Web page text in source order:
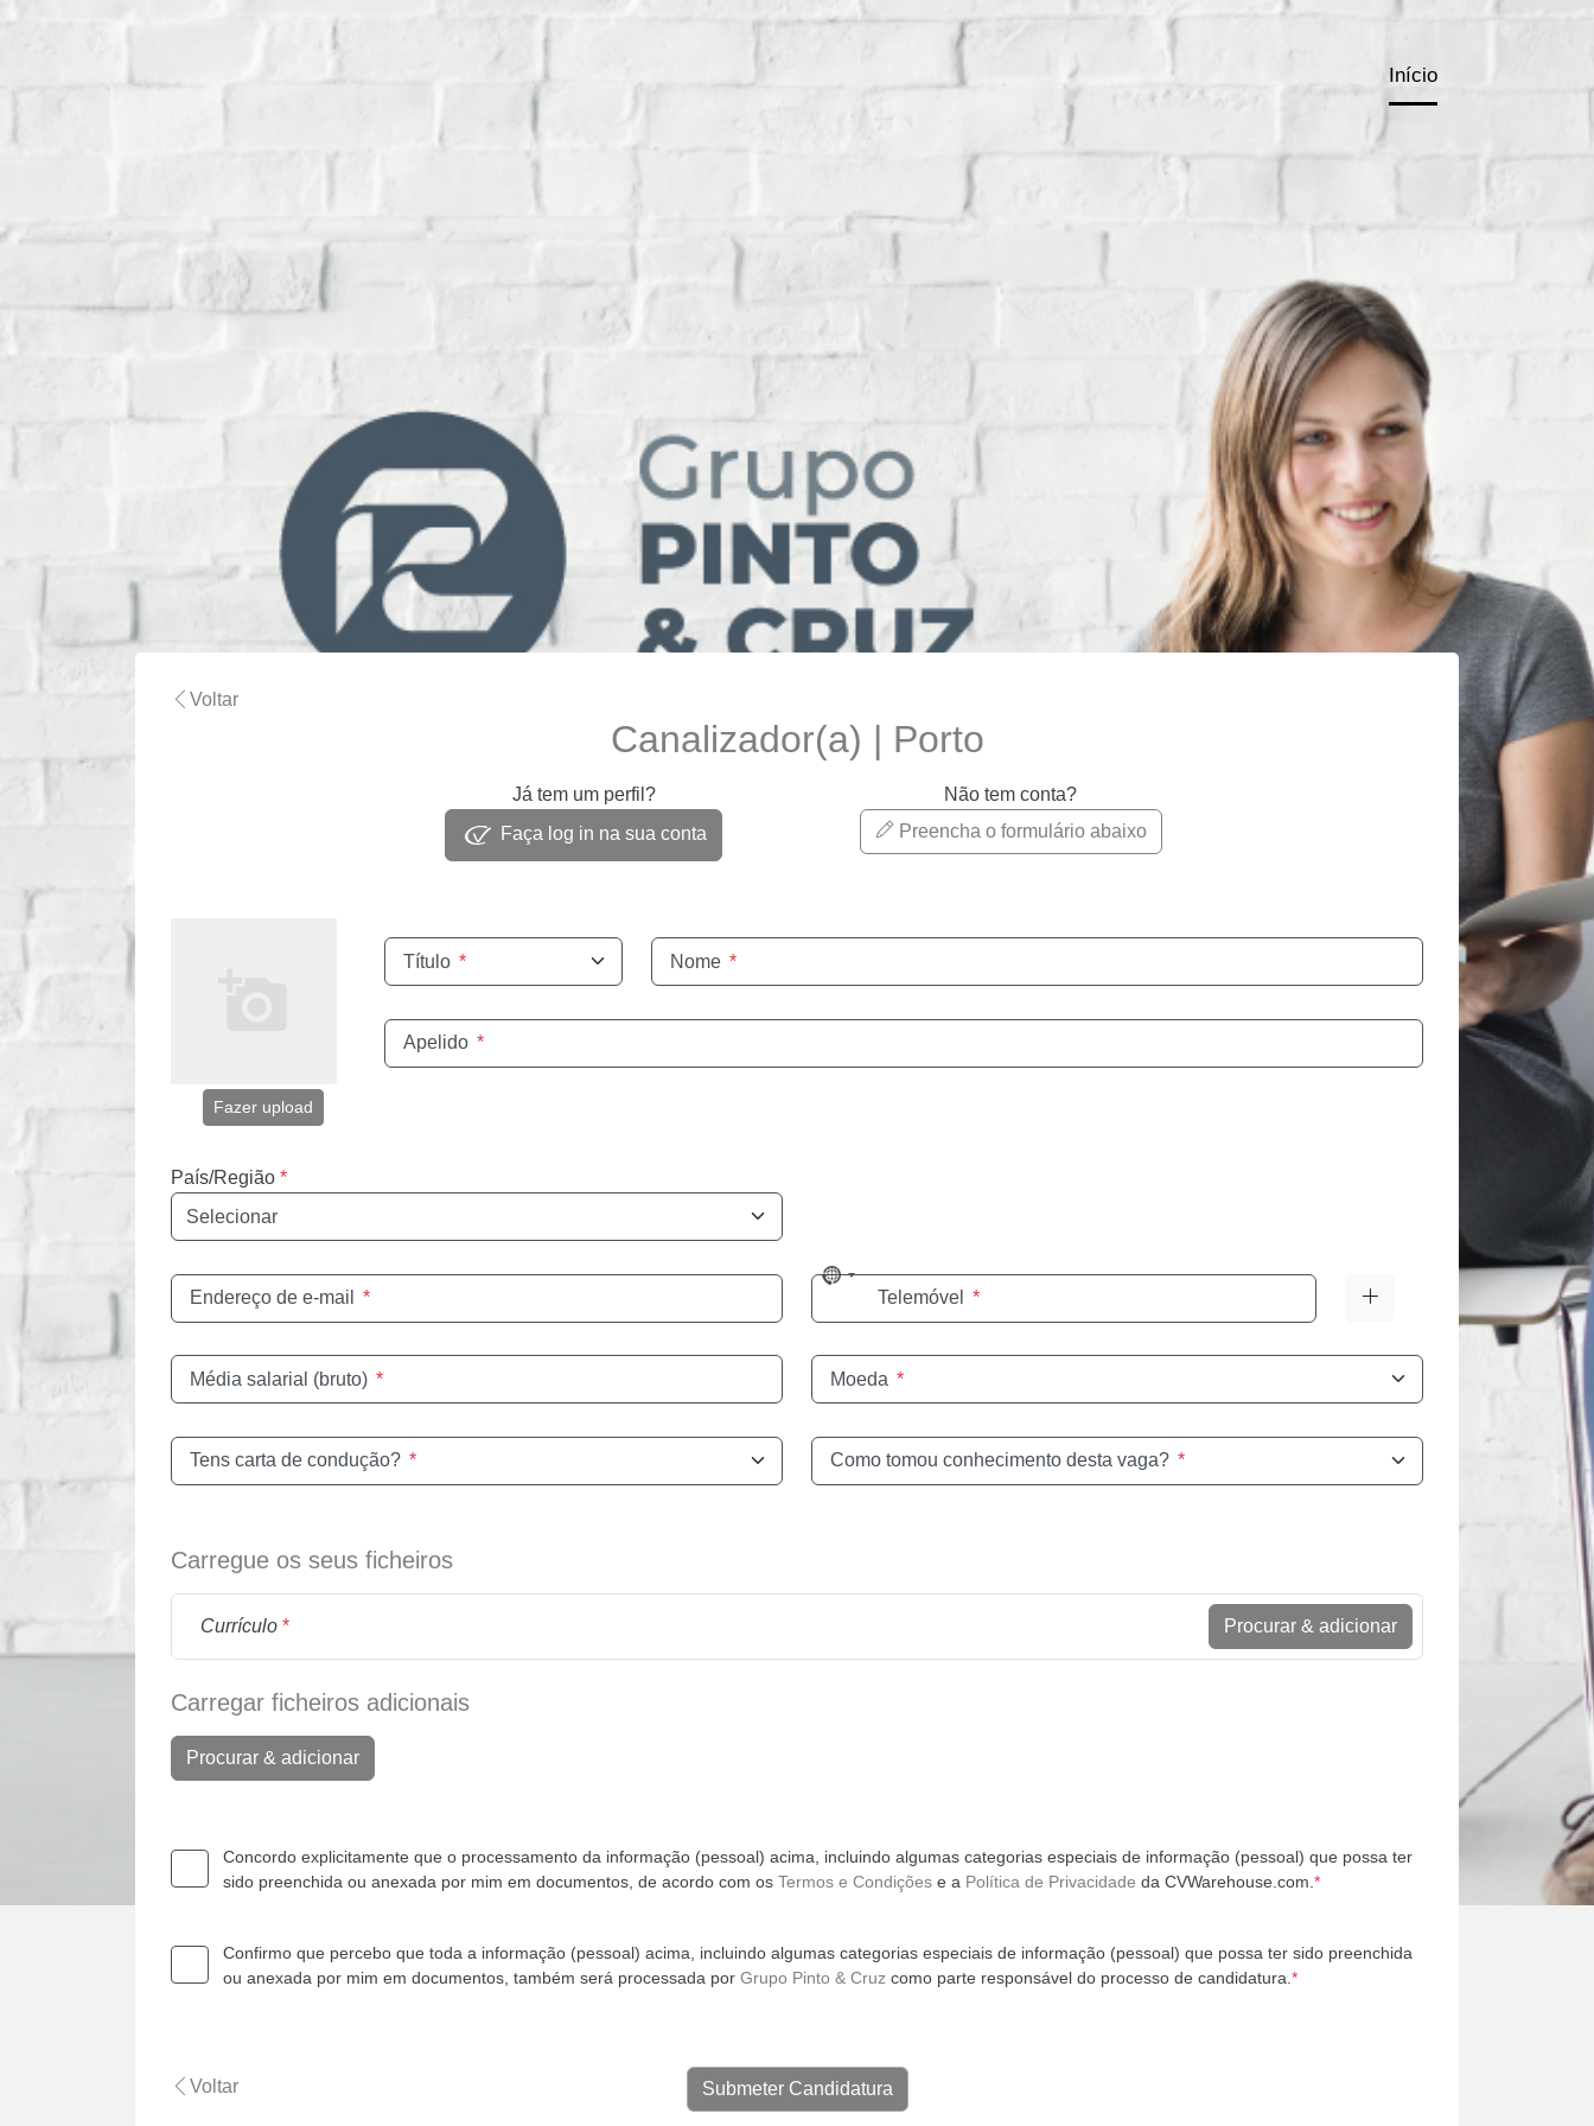
Início
Voltar
Canalizador(a) | Porto
Já tem um perfil?
Faça log in na sua conta
Não tem conta?
Preencha o formulário abaixo
Fazer upload
Título * Nome *
Apelido *
País/Região *
Endereço de e-mail *
No
countryTelemóvel *
Média salarial (bruto) * Moeda *
Tens carta de condução? * Como tomou conhecimento desta vaga? *
Carregue os seus ficheiros
Currículo * Procurar & adicionar
Carregar ficheiros adicionais
Procurar & adicionar
Concordo explicitamente que o processamento da informação (pessoal) acima, incluindo algumas categorias especiais de informação (pessoal) que possa ter
sido preenchida ou anexada por mim em documentos, de acordo com os Termos e Condições e a Política de Privacidade da CVWarehouse.com. *
Confirmo que percebo que toda a informação (pessoal) acima, incluindo algumas categorias especiais de informação (pessoal) que possa ter sido preenchida
ou anexada por mim em documentos, também será processada por Grupo Pinto & Cruz como parte responsável do processo de candidatura.*
Voltar